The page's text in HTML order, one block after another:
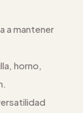
a mantener
horno,